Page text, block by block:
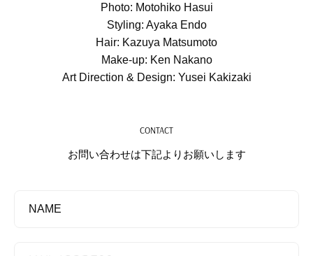
Photo: Motohiko Hasui
Styling: Ayaka Endo
Hair: Kazuya Matsumoto
Make-up: Ken Nakano
Art Direction & Design: Yusei Kakizaki
CONTACT
お問い合わせは下記よりお願いします